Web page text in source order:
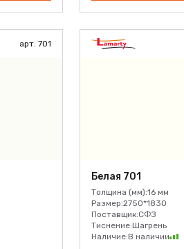
арт. 701
Белая 701
Толщина (мм):16 мм
Размер:2750*1830
Поставщик:СФЗ
Тиснение:Шагрень
Наличие:В наличии